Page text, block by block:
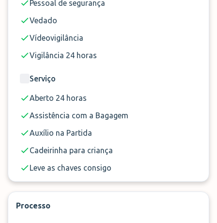
Pessoal de segurança
Vedado
Vídeovigilância
Vigilância 24 horas
Serviço
Aberto 24 horas
Assistência com a Bagagem
Auxílio na Partida
Cadeirinha para criança
Leve as chaves consigo
Processo